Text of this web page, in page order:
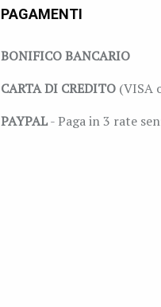
PAGAMENTI
BONIFICO BANCARIO
CARTA DI CREDITO(VISA
PAYPAL- Paga in 3 rate